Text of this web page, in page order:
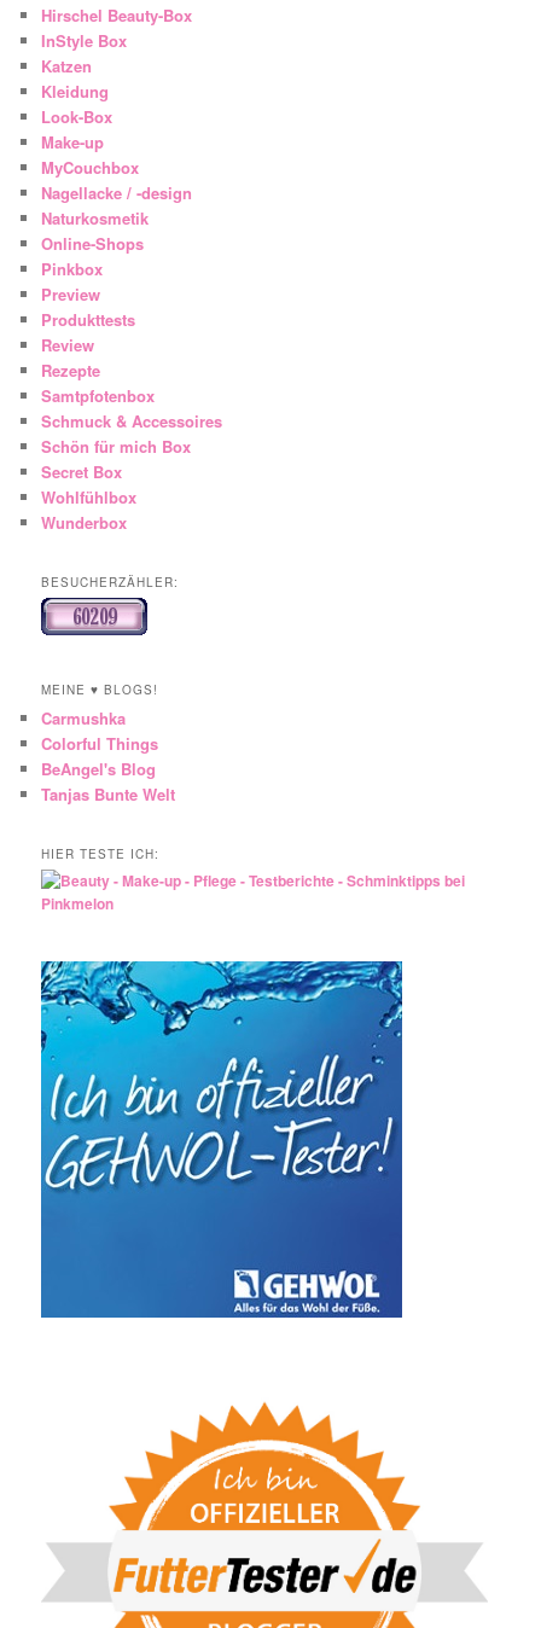
Hirschel Beauty-Box
InStyle Box
Katzen
Kleidung
Look-Box
Make-up
MyCouchbox
Nagellacke / -design
Naturkosmetik
Online-Shops
Pinkbox
Preview
Produkttests
Review
Rezepte
Samtpfotenbox
Schmuck & Accessoires
Schön für mich Box
Secret Box
Wohlfühlbox
Wunderbox
BESUCHERZÄHLER:
MEINE ♥ BLOGS!
Carmushka
Colorful Things
BeAngel's Blog
Tanjas Bunte Welt
HIER TESTE ICH: